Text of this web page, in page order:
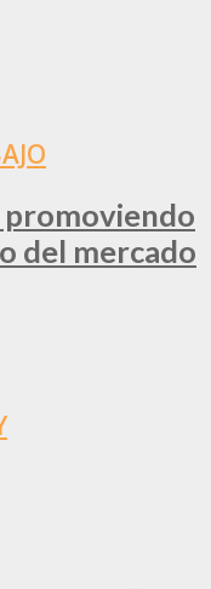
promoviendo
del mercado